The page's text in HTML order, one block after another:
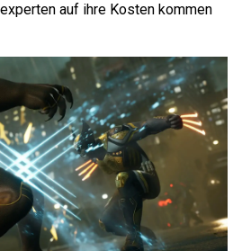
auf ihre Kosten kommen